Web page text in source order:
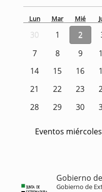
Lun Mar Mié
30 1 2
7
8 9
14
15 16
21
22 23
28
29 30
Eventos
Gobierno
Gobierno de